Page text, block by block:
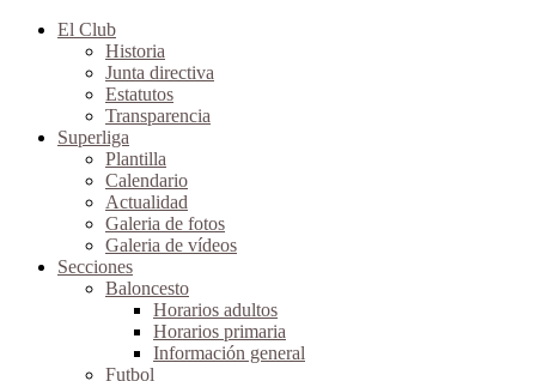
El Club
Historia
Junta directiva
Estatutos
Transparencia
Superliga
Plantilla
Calendario
Actualidad
Galeria de fotos
Galeria de vídeos
Secciones
Baloncesto
Horarios adultos
Horarios primaria
Información general
Futbol